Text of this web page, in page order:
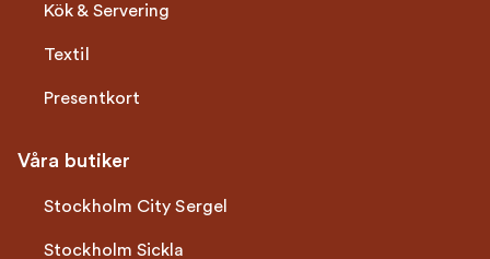
Kök & Servering
Textil
Presentkort
Våra butiker
Stockholm City Sergel
Stockholm Sickla